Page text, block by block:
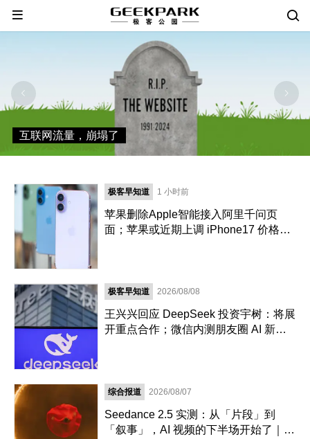
互联网流量，崩塌了
极客早知道 1 小时前
苹果删除Apple智能接入阿里千问页
面；苹果或近期上调 iPhone17 价格；
极客早知道 2026/08/08
王兴兴回应 DeepSeek 投资宇树：将展
开重点合作；微信内测朋友圈 AI 新功
综合报道 2026/08/07
Seedance 2.5 实测：从「片段」到
「叙事」，AI 视频的下半场开始了｜AI